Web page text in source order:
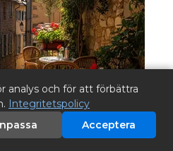
analys och för att förbättra
Integritetspolicy
Acceptera